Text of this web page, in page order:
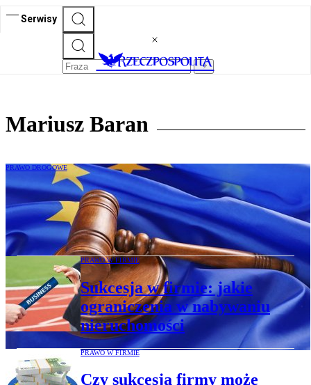
Serwisy
Mariusz Baran
PRAWO DROGOWE
Mariusz Baran: Sąd miał prawo
zakwestionować sankcję niezgodną z
prawem UE
PRAWO W FIRMIE
Sukcesja w firmie: jakie
ograniczenia w nabywaniu
nieruchomości
PRAWO W FIRMIE
Czy sukcesja firmy może